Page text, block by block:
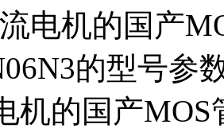
电机的国产
的型号参
机的国产MOS